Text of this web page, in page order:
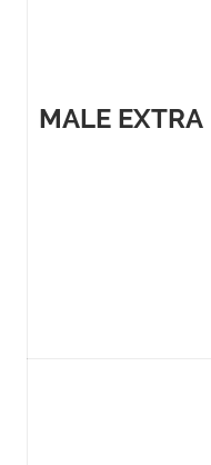
MALE EXTRA